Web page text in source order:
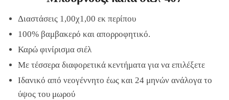
Διαστάσεις 1,00χ1,00 εκ περίπου
100% βαμβακερό και απορροφητικό.
Καρώ φινίρισμα σιέλ
Με τέσσερα διαφορετικά κεντήματα για να επιλέξετε
Ιδανικό από νεογέννητο έως και 24 μηνών ανάλογα το
ύψος του μωρού